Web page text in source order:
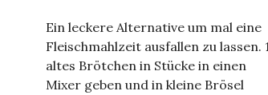
Ein leckere Alternative um mal eine
Fleischmahlzeit ausfallen zu lassen.
altes Brötchen in Stücke in einen
Mixer geben und in kleine Brösel